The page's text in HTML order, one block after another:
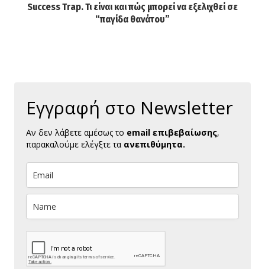
Success Trap. Τι είναι και πώς μπορεί να εξελιχθεί σε
“παγίδα θανάτου”
Εγγραφή στο Newsletter
Αν δεν λάβετε αμέσως το email επιβεβαίωσης,
παρακαλούμε ελέγξτε τα ανεπιθύμητα.